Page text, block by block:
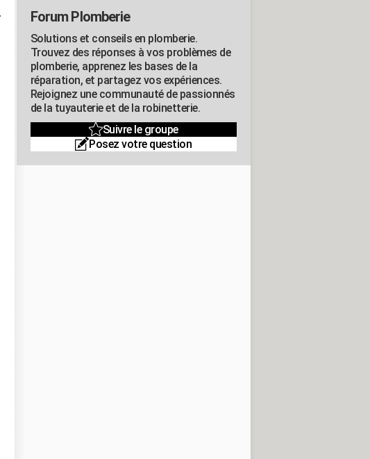
Forum Plomberie
Solutions et conseils en plomberie.
Trouvez des réponses à vos problèmes de
plomberie, apprenez les bases de la
réparation, et partagez vos expériences.
Rejoignez une communauté de passionnés
de la tuyauterie et de la robinetterie.
Suivre le groupe
Posez votre question